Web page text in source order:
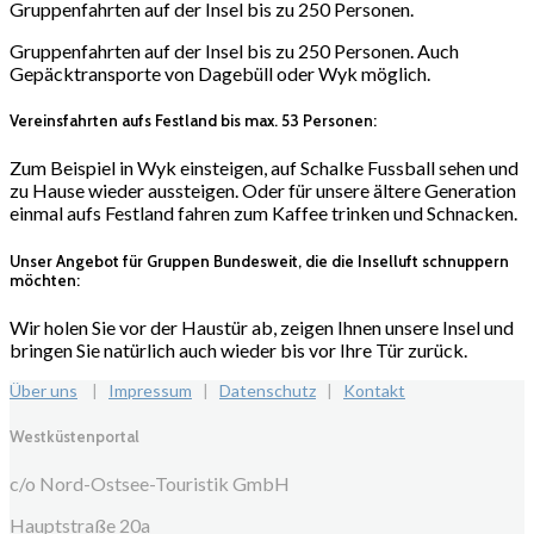
Gruppenfahrten auf der Insel bis zu 250 Personen.
Gruppenfahrten auf der Insel bis zu 250 Personen. Auch
Gepäcktransporte von Dagebüll oder Wyk möglich.
Vereinsfahrten aufs Festland bis max. 53 Personen:
Zum Beispiel in Wyk einsteigen, auf Schalke Fussball sehen und
zu Hause wieder aussteigen. Oder für unsere ältere Generation
einmal aufs Festland fahren zum Kaffee trinken und Schnacken.
Unser Angebot für Gruppen Bundesweit, die die Inselluft schnuppern
möchten:
Wir holen Sie vor der Haustür ab, zeigen Ihnen unsere Insel und
bringen Sie natürlich auch wieder bis vor Ihre Tür zurück.
Über uns | Impressum | Datenschutz | Kontakt
Westküstenportal
c/o Nord-Ostsee-Touristik GmbH
Hauptstraße 20a